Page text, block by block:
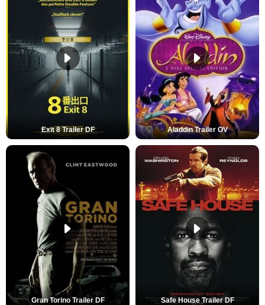
Exit 8 Trailer DF Aladdin Trailer OV
Gran Torino Trailer DF Safe House Trailer DF